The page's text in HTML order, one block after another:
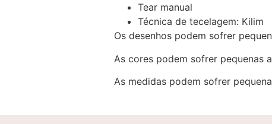
Tear manual
Técnica de tecelagem: Kilim
Os desenhos podem sofrer
As cores podem sofrer pequenas
As medidas podem sofrer